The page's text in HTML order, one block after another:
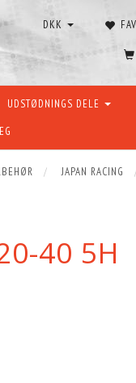
DKK
UDSTØDNINGS DELE
JAPAN RACING
40 5H